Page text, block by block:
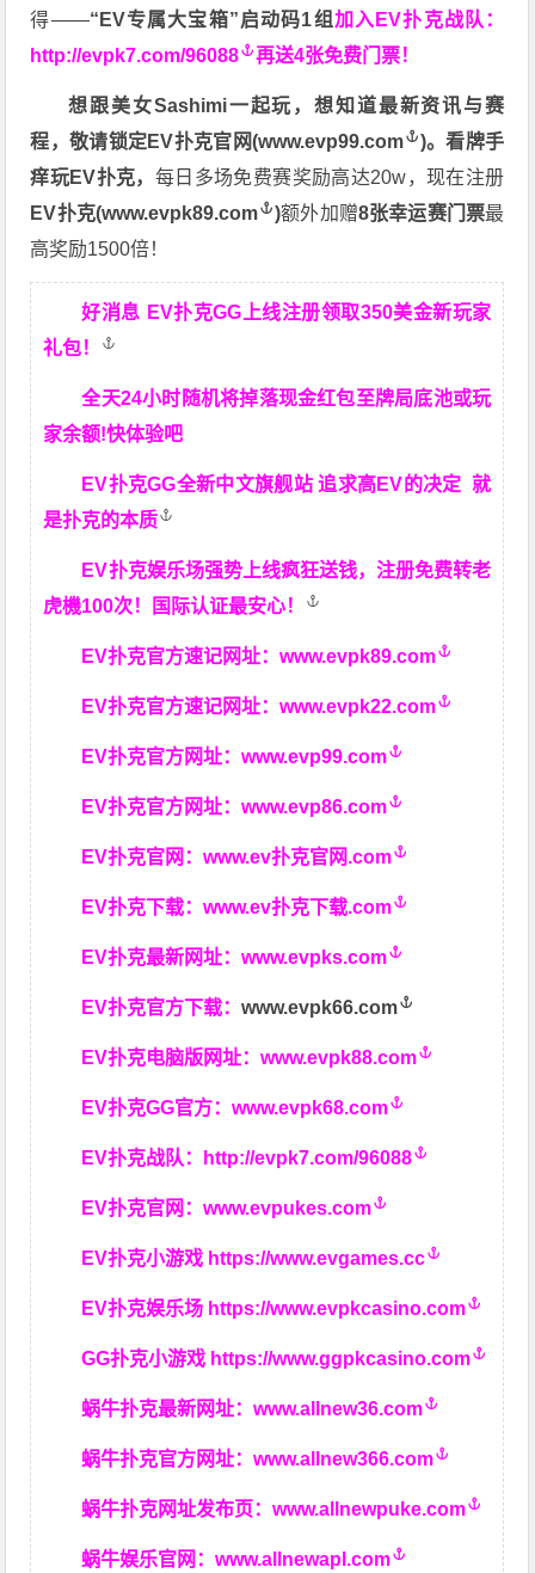
得——“EV专属大宝箱”启动码1组 加入EV扑克战队：
http://evpk7.com/96088
再送4张免费门票！
想跟美女Sashimi一起玩，想知道最新资讯与赛
程，敬请锁定EV扑克官网(www.evp99.com )。看牌手
痒玩EV扑克， 每日多场免费赛奖励高达20w，现在注册
EV扑克(www.evpk89.com )额外加赠8张幸运赛门票最
高奖励1500倍！
好消息 EV扑克GG上线注册领取350美金新玩家
礼包！
全天24小时随机将掉落现金红包至牌局底池或玩
家余额!快体验吧
EV扑克GG全新中文旗舰站追求高EV的决定就
是扑克的本质
EV扑克娱乐场强势上线疯狂送钱，注册免费转老
虎機100次！国际认证最安心！
EV扑克官方速记网址：www.evpk89.com
EV扑克官方速记网址：www.evpk22.com
EV扑克官方网址：www.evp99.com
EV扑克官方网址：www.evp86.com
EV扑克官网：www.ev扑克官网.com
EV扑克下载：www.ev扑克下载.com
EV扑克最新网址：www.evpks.com
EV扑克官方下载：www.evpk66.com
EV扑克电脑版网址：www.evpk88.com
EV扑克GG官方：www.evpk68.com
EV扑克战队： http://evpk7.com/96088
EV扑克官网：www.evpukes.com
EV扑克小游戏 https://www.evgames.cc
EV扑克娱乐场 https://www.evpkcasino.com
GG扑克小游戏 https://www.ggpkcasino.com
蜗牛扑克最新网址：www.allnew36.com
蜗牛扑克官方网址：www.allnew366.com
蜗牛扑克网址发布页：www.allnewpuke.com
蜗牛娱乐官网：www.allnewapl.com